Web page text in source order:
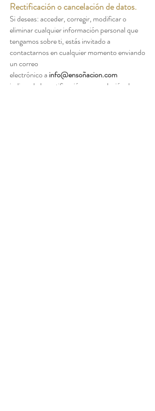
Rectificación o cancelación de datos.
Si deseas: acceder, corregir, modificar o
eliminar cualquier información personal que
tengamos sobre ti, estás invitado a
contactarnos en cualquier momento enviando
un correo
electrónico a info@ensoñacion.com
indicando la rectificación o cancelación de